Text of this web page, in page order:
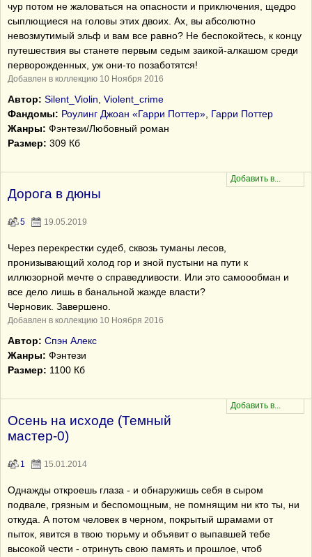
чур потом не жаловаться на опасности и приключения, щедро
сыплющиеся на головы этих двоих. Ах, вы абсолютно
невозмутимый эльф и вам все равно? Не беспокойтесь, к концу
путешествия вы станете первым седым заикой-алкашом среди
перворожденных, уж они-то позаботятся!
Добавлен в коллекцию 10 Ноября 2016
Автор: Silent_Violin Violent_crime
Фандомы: Роулинг Джоан «Гарри Поттер» Гарри Поттер
Жанры: Фэнтези/Любовный роман
Размер: 309 Кб
Дорога в дюны
5 19.05.2019
Через перекрестки судеб, сквозь туманы лесов,
пронизывающий холод гор и зной пустыни на пути к
иллюзорной мечте о справедливости. Или это самоообман и
все дело лишь в банальной жажде власти?
Черновик. Завершено.
Добавлен в коллекцию 10 Ноября 2016
Автор: Спэн Алекс
Жанры: Фэнтези
Размер: 1100 Кб
Осень на исходе (Темный
мастер-0)
1 15.01.2014
Однажды откроешь глаза - и обнаружишь себя в сыром
подвале, грязным и беспомощным, не помнящим ни кто ты, ни
откуда. А потом человек в черном, покрытый шрамами от
пыток, явится в твою тюрьму и объявит о выпавшей тебе
высокой чести - отринуть свою память и прошлое, чтоб